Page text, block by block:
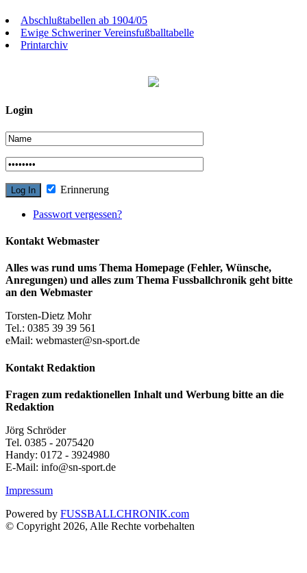
Abschlußtabellen ab 1904/05
Ewige Schweriner Vereinsfußballtabelle
Printarchiv
Login
Erinnerung
Passwort vergessen?
Kontakt Webmaster
Alles was rund ums Thema Homepage (Fehler, Wünsche,
Anregungen) und alles zum Thema Fussballchronik geht bitte
an den Webmaster
Torsten-Dietz Mohr
Tel.: 0385 39 39 561
eMail: webmaster@sn-sport.de
Kontakt Redaktion
Fragen zum redaktionellen Inhalt und Werbung bitte an die
Redaktion
Jörg Schröder
Tel. 0385 - 2075420
Handy: 0172 - 3924980
E-Mail: info@sn-sport.de
Impressum
Powered by FUSSBALLCHRONIK.com
© Copyright 2026, Alle Rechte vorbehalten